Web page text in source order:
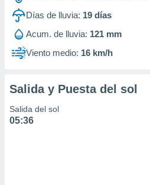
Días de lluvia: 19 días
Acum. de lluvia: 121 mm
Viento medio: 16 km/h
Salida y Puesta del sol
Salida del sol
05:36